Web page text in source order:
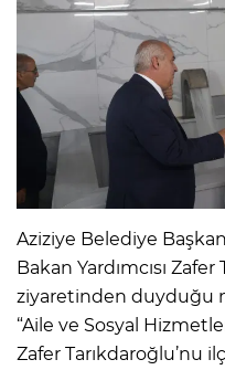
Aziziye Belediye
Bakan Yardımcısı
ziyaretinden duyduğu
“Aile ve Sosyal
Zafer Tarıkdaroğlu’nu